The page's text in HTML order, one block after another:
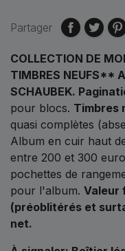
Partager
COLLECTION DE
TIMBRES NEUFS**
SCHAUBEK.
pour blocs. Timbres
quasi complètes
Album en cuir haut
entre 200 et 300
pochettes de
pour l'album. Valeur
(préoblitérés et
net.